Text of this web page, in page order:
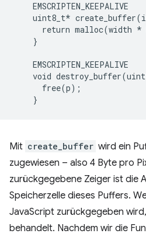
    EMSCRIPTEN_KEEPALIVE
uint8_t*
      return malloc(width
*
    }
    EMSCRIPTEN_KEEPALIVE
void
      free(p);
Mit create_buffer wird ein
zugewiesen – also 4 Byte pro
zurückgegebene Zeiger ist die
Speicherzelle dieses Puffers.
JavaScript zurückgegeben
behandelt. Nachdem wir die